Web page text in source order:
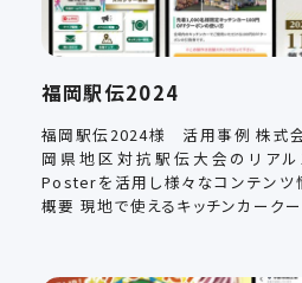
福岡駅伝2024
福岡駅伝2024様 活用事例 株式
岡県地区対抗駅伝大会のリアル
Posterを活用し様々なコンテンツ
概要 現地で使えるキッチンカーク